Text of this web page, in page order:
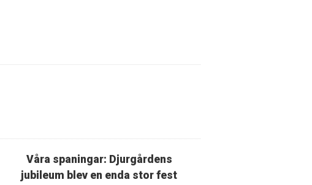
Våra spaningar: Djurgårdens
jubileum blev en enda stor fest